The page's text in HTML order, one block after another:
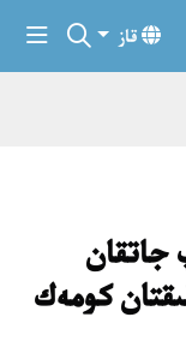
قاز
جاتقان
كومەك